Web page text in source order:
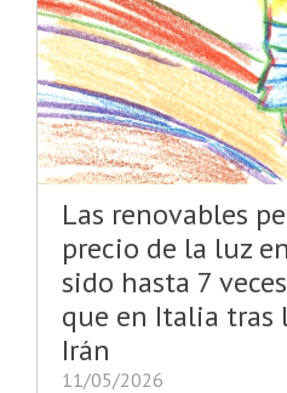
Las renovables
precio de la luz
sido hasta 7
que en Italia tras
Irán
11/05/2026